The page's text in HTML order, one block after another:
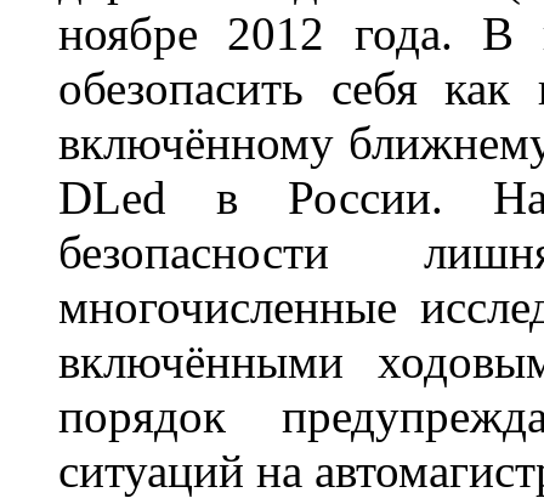
ноябре 2012 года.
обезопасить себя
включённому
DLed в России.
безопасности
многочисленные
включёнными
порядок
ситуаций на